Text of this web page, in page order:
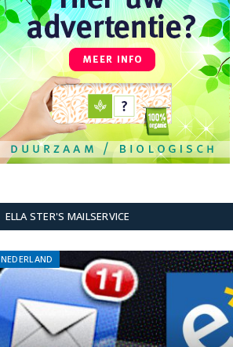
ELLA STER'S MAILSERVICE
NEDERLAND